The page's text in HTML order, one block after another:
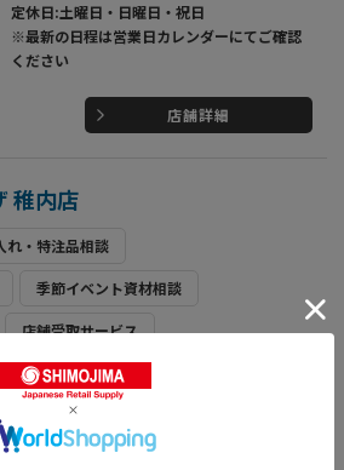
定休日:土曜日・日曜日・祝日
※最新の日程は営業日カレンダーにてご確認
ください
店舗詳細
稚内店
れ・特注品相談
季節イベント資材相談
店舗受取サービス
北海道稚内市中央3丁目17番15号
0162-22-4189
営業時間:9:00～18:00
定休日:日曜日・祝日